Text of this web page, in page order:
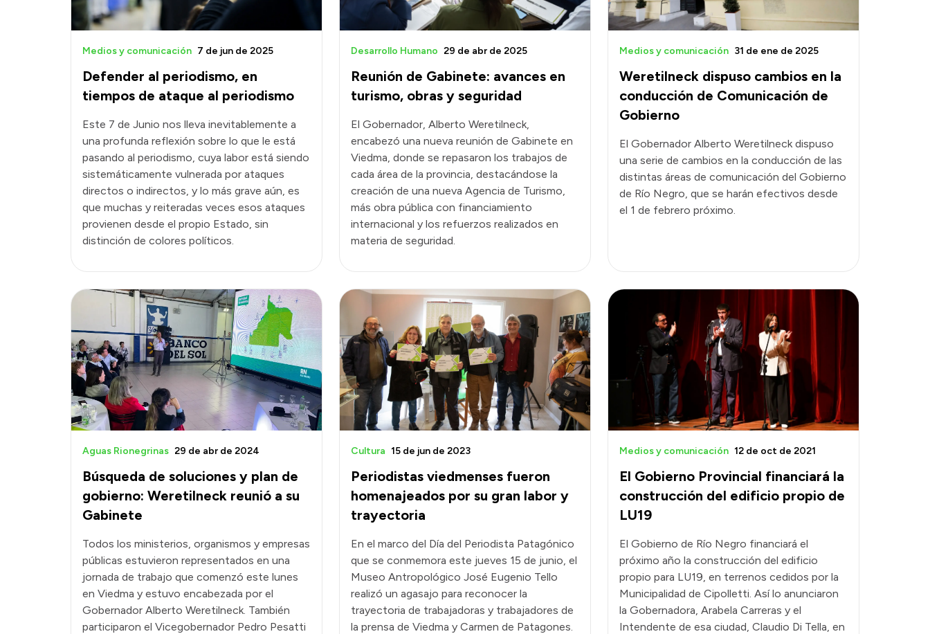
Defender al periodismo, en
tiempos de ataque al periodismo
Medios y comunicación 7 de jun de 2025
Este 7 de Junio nos lleva inevitablemente a
una profunda reflexión sobre lo que le está
pasando al periodismo, cuya labor está siendo
sistemáticamente vulnerada por ataques
directos o indirectos, y lo más grave aún, es
que muchas y reiteradas veces esos ataques
provienen desde el propio Estado, sin
distinción de colores políticos.
Reunión de Gabinete: avances en
turismo, obras y seguridad
Desarrollo Humano 29 de abr de 2025
El Gobernador, Alberto Weretilneck,
encabezó una nueva reunión de Gabinete en
Viedma, donde se repasaron los trabajos de
cada área de la provincia, destacándose la
creación de una nueva Agencia de Turismo,
más obra pública con financiamiento
internacional y los refuerzos realizados en
materia de seguridad.
Weretilneck dispuso cambios en la
conducción de Comunicación de
Gobierno
Medios y comunicación 31 de ene de 2025
El Gobernador Alberto Weretilneck dispuso
una serie de cambios en la conducción de las
distintas áreas de comunicación del Gobierno
de Río Negro, que se harán efectivos desde
el 1 de febrero próximo.
Búsqueda de soluciones y plan de
gobierno: Weretilneck reunió a su
Gabinete
Aguas Rionegrinas 29 de abr de 2024
Todos los ministerios, organismos y empresas
públicas estuvieron representados en una
jornada de trabajo que comenzó este lunes
en Viedma y estuvo encabezada por el
Gobernador Alberto Weretilneck. También
participaron el Vicegobernador Pedro Pesatti
Periodistas viedmenses fueron
homenajeados por su gran labor y
trayectoria
Cultura 15 de jun de 2023
En el marco del Día del Periodista Patagónico
que se conmemora este jueves 15 de junio, el
Museo Antropológico José Eugenio Tello
realizó un agasajo para reconocer la
trayectoria de trabajadoras y trabajadores de
la prensa de Viedma y Carmen de Patagones.
El Gobierno Provincial financiará la
construcción del edificio propio de
LU19
Medios y comunicación 12 de oct de 2021
El Gobierno de Río Negro financiará el
próximo año la construcción del edificio
propio para LU19, en terrenos cedidos por la
Municipalidad de Cipolletti. Así lo anunciaron
la Gobernadora, Arabela Carreras y el
Intendente de esa ciudad, Claudio Di Tella, en